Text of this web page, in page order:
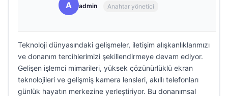
A admin Anahtar yönetici
Teknoloji dünyasındaki gelişmeler, iletişim alışkanlıklarımızı
ve donanım tercihlerimizi şekillendirmeye devam ediyor.
Gelişen işlemci mimarileri, yüksek çözünürlüklü ekran
teknolojileri ve gelişmiş kamera lensleri, akıllı telefonları
günlük hayatın merkezine yerleştiriyor. Bu donanımsal